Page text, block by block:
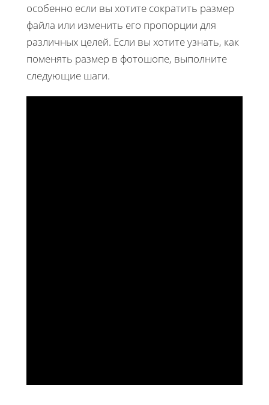
особенно если вы хотите сократить размер
файла или изменить его пропорции для
различных целей. Если вы хотите узнать, как
поменять размер в фотошопе, выполните
следующие шаги.